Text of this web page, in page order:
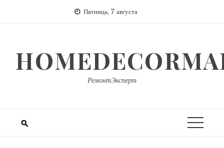
Пятница, 7 августа
РемонтЭксперт